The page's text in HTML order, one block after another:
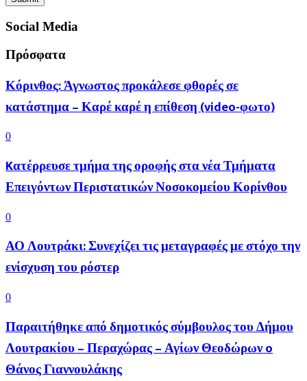
Social Media
Πρόσφατα
Κόρινθος: Άγνωστος προκάλεσε φθορές σε
κατάστημα – Καρέ καρέ η επίθεση (video-φωτο)
0
Kατέρρευσε τμήμα της οροφής στα νέα Τμήματα
Επειγόντων Περιστατικών Νοσοκομείου Κορίνθου
0
ΑΟ Λουτράκι: Συνεχίζει τις μεταγραφές με στόχο την
ενίσχυση του ρόστερ
0
Παραιτήθηκε από δημοτικός σύμβουλος του Δήμου
Λουτρακίου – Περαχώρας – Αγίων Θεοδώρων o
Θάνος Γιαννουλάκης